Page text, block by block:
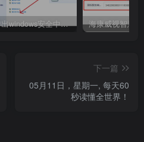
弹出windows安全中心登录密码怎么办
下一篇
05月11日，星期一, 每天60
秒读懂全世界！